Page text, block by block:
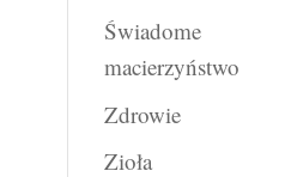
Świadome
macierzyństwo
Zdrowie
Zioła